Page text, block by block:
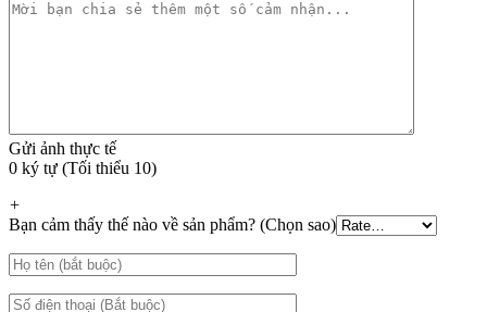
Gửi ảnh thực tế
0 ký tự (Tối thiểu 10)
+
Bạn cảm thấy thế nào về sản phẩm? (Chọn sao)